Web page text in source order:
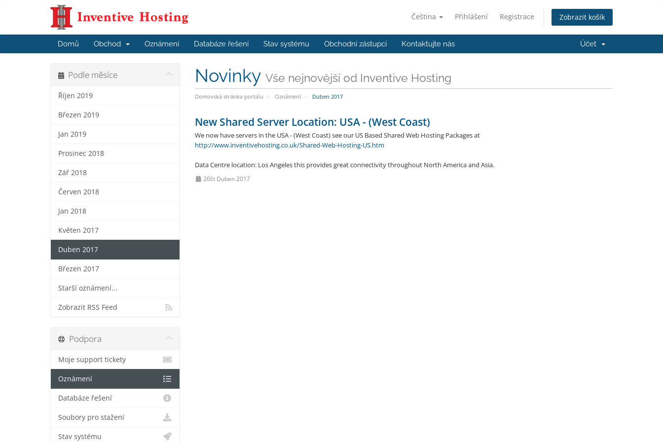
Čeština Přihlášení Registrace Zobrazit košík
Domů Obchod Oznámení Databáze řešení Stav systému Obchodní zástupci Kontaktujte nás Účet
Novinky Vše nejnovější od Inventive Hosting
Domovská stránka portálu Oznámení Duben 2017
Podle měsíce
Říjen 2019
Březen 2019
Jan 2019
Prosinec 2018
Zář 2018
Červen 2018
Jan 2018
Květen 2017
Duben 2017
Březen 2017
Starší oznámení...
Zobrazit RSS Feed
New Shared Server Location: USA - (West Coast)
We now have servers in the USA - (West Coast) see our US Based Shared Web Hosting Packages at
http://www.inventivehosting.co.uk/Shared-Web-Hosting-US.htm
Data Centre location: Los Angeles this provides great connectivity throughout North America and Asia.
20čt Duben 2017
Podpora
Moje support tickety
Oznámení
Databáze řešení
Soubory pro stažení
Stav systému